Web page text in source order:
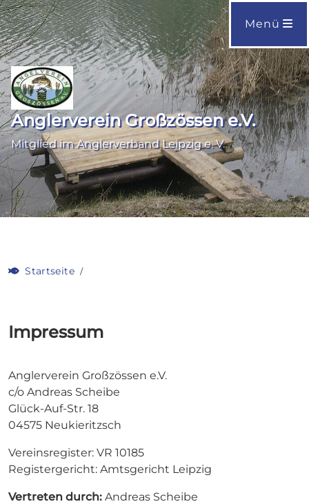
Menü
Anglerverein Großzössen e.V.
Mitglied im Anglerverband Leipzig e. V.
Startseite
Impressum
Anglerverein Großzössen e.V.
c/o Andreas Scheibe
Glück-Auf-Str. 18
04575 Neukieritzsch
Vereinsregister: VR 10185
Registergericht: Amtsgericht Leipzig
Vertreten durch: Andreas Scheibe